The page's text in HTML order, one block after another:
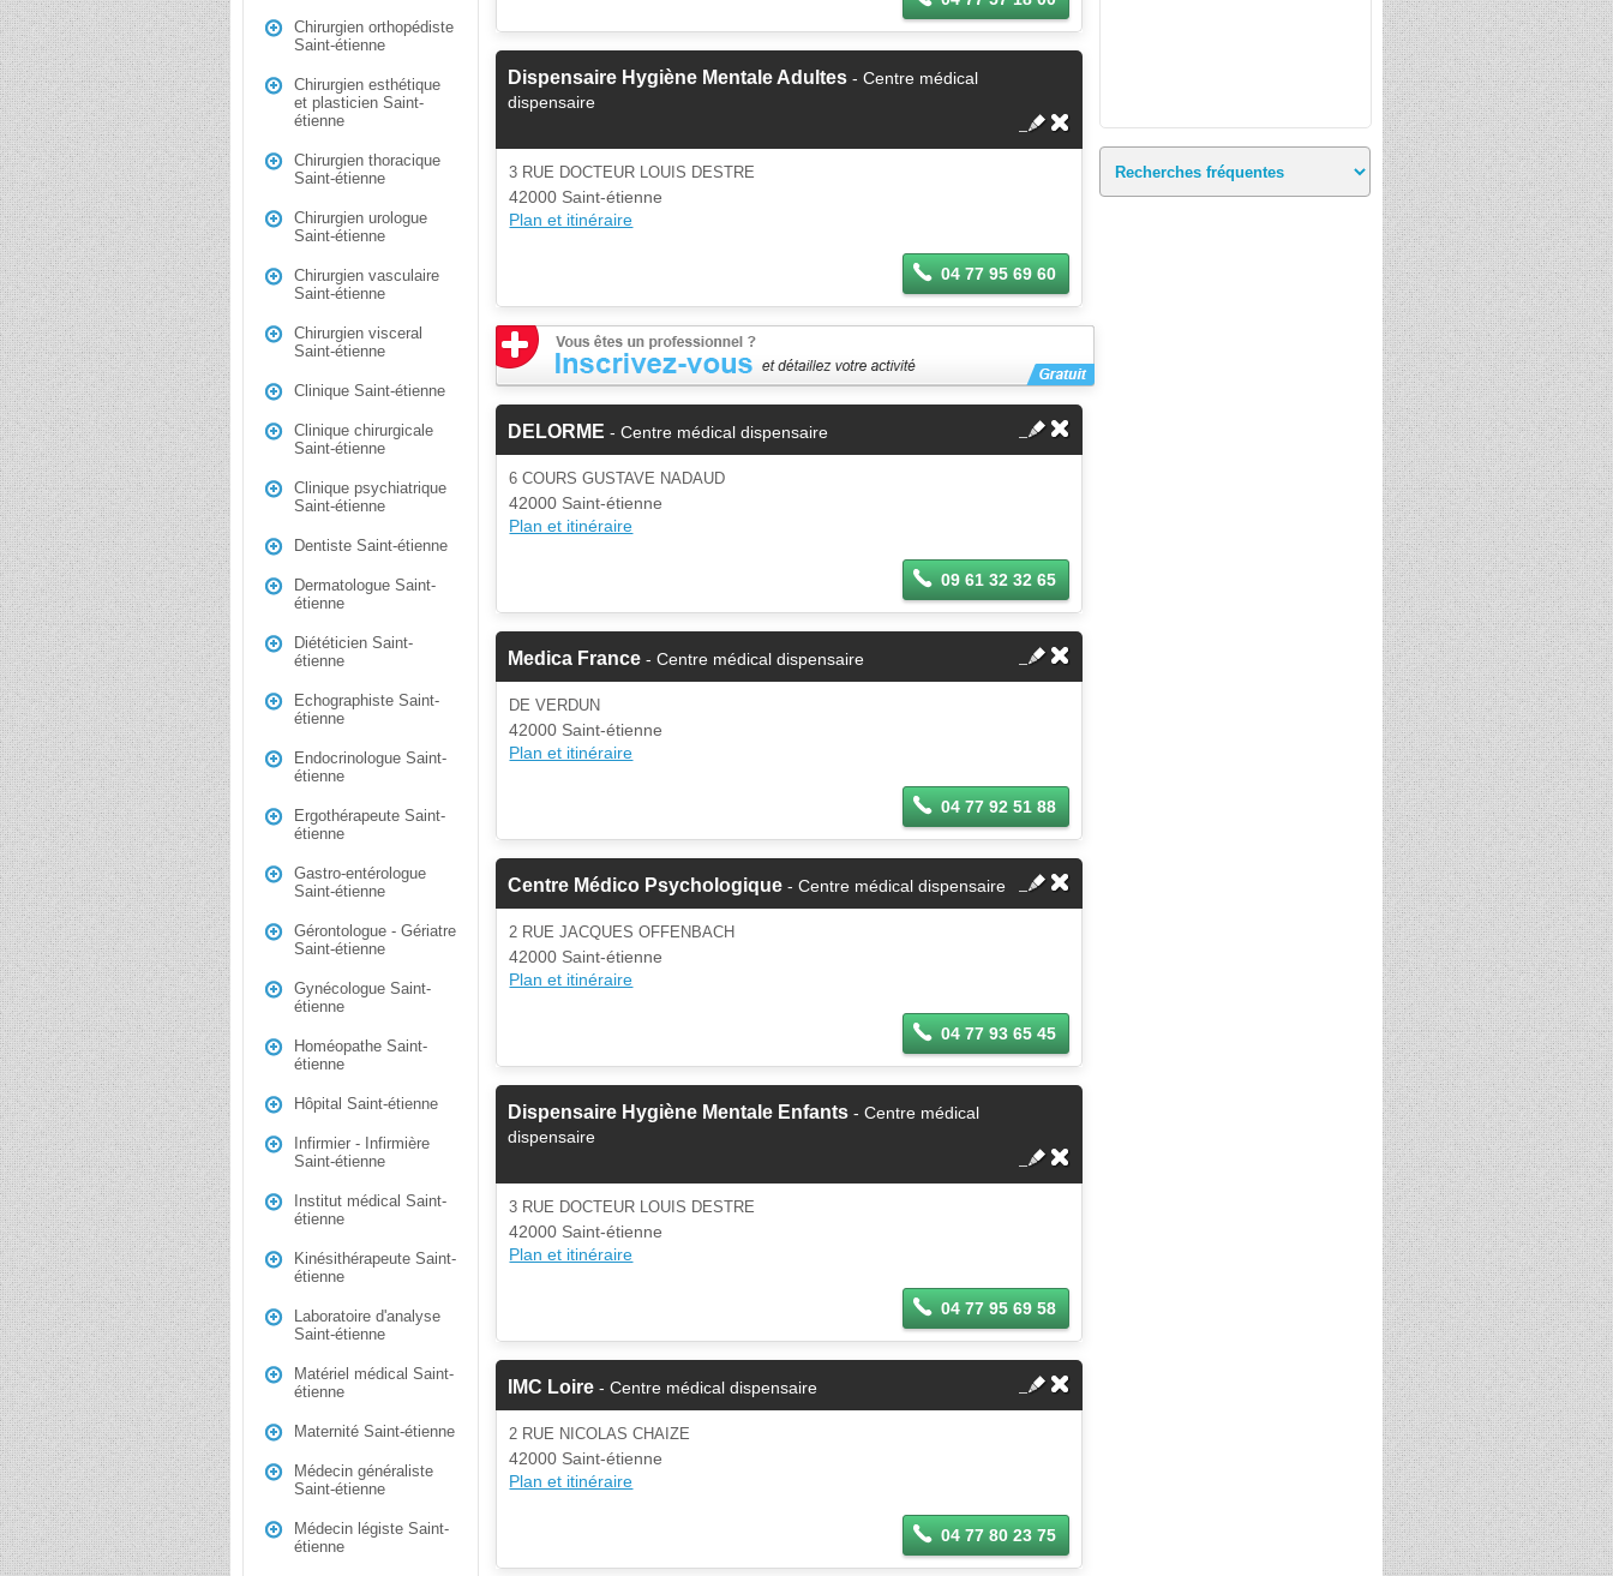
Chirurgien orthopédiste
Saint-étienne
Chirurgien esthétique
et plasticien Saint-
étienne
Chirurgien thoracique
Saint-étienne
Chirurgien urologue
Saint-étienne
Chirurgien vasculaire
Saint-étienne
Chirurgien visceral
Saint-étienne
Clinique Saint-étienne
Clinique chirurgicale
Saint-étienne
Clinique psychiatrique
Saint-étienne
Dentiste Saint-étienne
Dermatologue Saint-
étienne
Diététicien Saint-
étienne
Echographiste Saint-
étienne
Endocrinologue Saint-
étienne
Ergothérapeute Saint-
étienne
Gastro-entérologue
Saint-étienne
Gérontologue - Gériatre
Saint-étienne
Gynécologue Saint-
étienne
Homéopathe Saint-
étienne
Hôpital Saint-étienne
Infirmier - Infirmière
Saint-étienne
Institut médical Saint-
étienne
Kinésithérapeute Saint-
étienne
Laboratoire d'analyse
Saint-étienne
Matériel médical Saint-
étienne
Maternité Saint-étienne
Médecin généraliste
Saint-étienne
Médecin légiste Saint-
étienne
Dispensaire Hygiène Mentale Adultes - Centre médical
dispensaire
3 RUE DOCTEUR LOUIS DESTRE
42000 Saint-étienne
Plan et itinéraire
04 77 95 69 60
DELORME - Centre médical dispensaire
6 COURS GUSTAVE NADAUD
42000 Saint-étienne
Plan et itinéraire
09 61 32 32 65
Medica France - Centre médical dispensaire
DE VERDUN
42000 Saint-étienne
Plan et itinéraire
04 77 92 51 88
Centre Médico Psychologique - Centre médical dispensaire
2 RUE JACQUES OFFENBACH
42000 Saint-étienne
Plan et itinéraire
04 77 93 65 45
Dispensaire Hygiène Mentale Enfants - Centre médical
dispensaire
3 RUE DOCTEUR LOUIS DESTRE
42000 Saint-étienne
Plan et itinéraire
04 77 95 69 58
IMC Loire - Centre médical dispensaire
2 RUE NICOLAS CHAIZE
42000 Saint-étienne
Plan et itinéraire
04 77 80 23 75